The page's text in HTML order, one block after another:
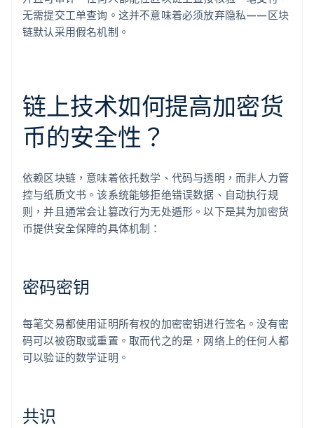
无需提交工单查询。这并不意味着必须放弃隐私——区块
链默认采用假名机制。
链上技术如何提高加密货
币的安全性？
依赖区块链，意味着依托数学、代码与透明，而非人力管
控与纸质文书。该系统能够拒绝错误数据、自动执行规
则，并且通常会让篡改行为无处遁形。以下是其为加密货
币提供安全保障的具体机制：
密码密钥
每笔交易都使用证明所有权的加密密钥进行签名。没有密
码可以被窃取或重置。取而代之的是，网络上的任何人都
可以验证的数学证明。
共识